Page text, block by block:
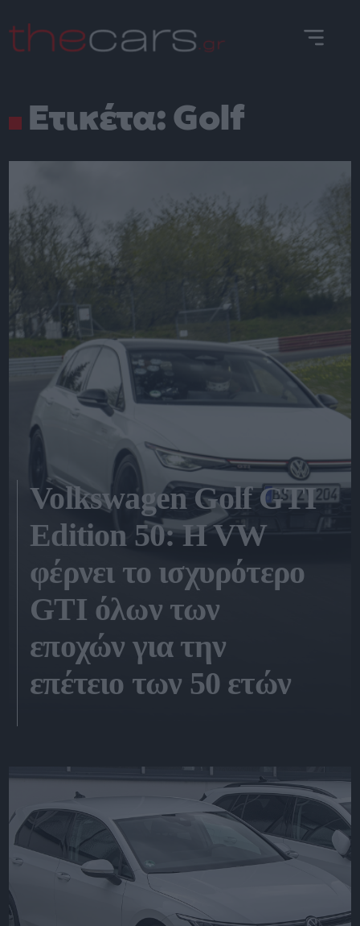
to
content
Ετικέτα:Golf
Volkswagen Golf GTI
Edition 50: H VW
φέρνει το ισχυρότερο
GTI όλων των
εποχών για την
επέτειο των 50 ετών